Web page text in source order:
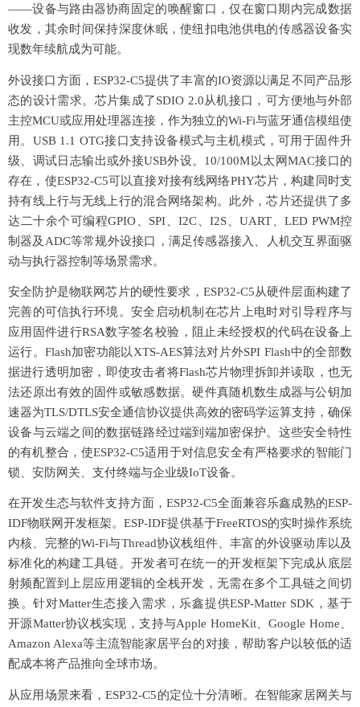
——设备与路由器协商固定的唤醒窗口，仅在窗口期内完成数据
收发，其余时间保持深度休眠，使纽扣电池供电的传感器设备实
现数年续航成为可能。
外设接口方面， ESP32-C5提供了丰富的IO资源以满足不同产品形
态的设计需求。芯片集成了SDIO 2.0从机接口，可方便地与外部
主控MCU或应用处理器连接，作为独立的Wi-Fi与蓝牙通信模组使
用。USB 1.1 OTG接口支持设备模式与主机模式，可用于固件升
级、调试日志输出或外接USB外设。10/100M以太网MAC接口的
存在，使ESP32-C5可以直接对接有线网络PHY芯片，构建同时支
持有线上行与无线上行的混合网络架构。此外，芯片还提供了多
达二十余个可编程GPIO、SPI、I2C、I2S、UART、LED PWM控
制器及ADC等常规外设接口，满足传感器接入、人机交互界面驱
动与执行器控制等场景需求。
安全防护是物联网芯片的硬性要求， ESP32-C5从硬件层面构建了
完善的可信执行环境。安全启动机制在芯片上电时对引导程序与
应用固件进行RSA数字签名校验，阻止未经授权的代码在设备上
运行。Flash加密功能以XTS-AES算法对片外SPI Flash中的全部数
据进行透明加密，即使攻击者将Flash芯片物理拆卸并读取，也无
法还原出有效的固件或敏感数据。硬件真随机数生成器与公钥加
速器为TLS/DTLS安全通信协议提供高效的密码学运算支持，确保
设备与云端之间的数据链路经过端到端加密保护。这些安全特性
的有机整合，使ESP32-C5适用于对信息安全有严格要求的智能门
锁、安防网关、支付终端与企业级IoT设备。
在开发生态与软件支持方面，ESP32-C5全面兼容乐鑫成熟的ESP-
IDF物联网开发框架。ESP-IDF提供基于FreeRTOS的实时操作系统
内核、完整的Wi-Fi与Thread协议栈组件、丰富的外设驱动库以及
标准化的构建工具链。开发者可在统一的开发框架下完成从底层
射频配置到上层应用逻辑的全栈开发，无需在多个工具链之间切
换。针对Matter生态接入需求，乐鑫提供ESP-Matter SDK，基于
开源Matter协议栈实现，支持与Apple HomeKit、Google Home、
Amazon Alexa等主流智能家居平台的对接，帮助客户以较低的适
配成本将产品推向全球市场。
从应用场景来看，ESP32-C5的定位十分清晰。在智能家居网关与